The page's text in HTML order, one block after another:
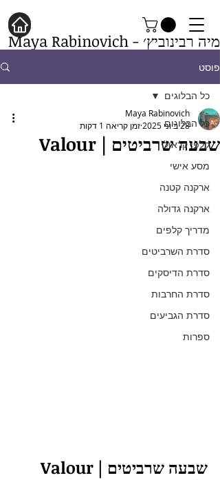
מיה רבינוביץ׳ - Maya Rabinovich
פוסט
כל הבלוגים
קלפי קראולי
מסע אישי
ארקנה קטנה
ארקנה גדולה
מדריך קלפים
סדרת השרביטים
סדרת הדיסקים
סדרת החרבות
סדרת הגביעים
ספרות
כל הבלוגים
שבעה שרביטים | Valour
Maya Rabinovich
28 ביוני 2025
זמן קריאה 1 דקות
שבעה שרביטים | Valour